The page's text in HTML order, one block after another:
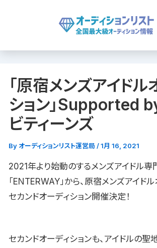
ス
「原宿メンズアイドル
ション」Supported
ビティーンズ
By オーディションリスト運営局 /1月 16, 2021
2021年より始動のするメンズアイドル専
「ENTERWAY」から、原宿メンズアイド
セカンドオーディション開催決定！
セカンドオーディションも、アイドルの